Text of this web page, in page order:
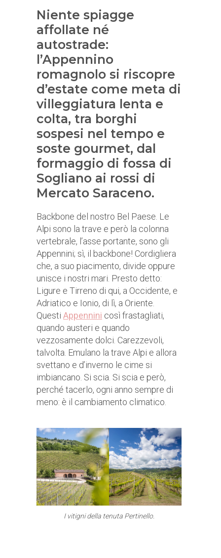
Niente spiagge
affollate né
autostrade:
l’Appennino
romagnolo si riscopre
d’estate come meta di
villeggiatura lenta e
colta, tra borghi
sospesi nel tempo e
soste gourmet, dal
formaggio di fossa di
Sogliano ai rossi di
Mercato Saraceno.
Backbone del nostro Bel Paese. Le
Alpi sono la trave e però la colonna
vertebrale, l’asse portante, sono gli
Appennini; sì, il backbone! Cordigliera
che, a suo piacimento, divide oppure
unisce i nostri mari. Presto detto:
Ligure e Tirreno di qui, a Occidente, e
Adriatico e Ionio, di lì, a Oriente.
Questi Appennini così frastagliati,
quando austeri e quando
vezzosamente dolci. Carezzevoli,
talvolta. Emulano la trave Alpi e allora
svettano e d’inverno le cime si
imbiancano. Si scia. Si scia e però,
perché tacerlo, ogni anno sempre di
meno: è il cambiamento climatico.
I vitigni della tenuta Pertinello.